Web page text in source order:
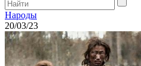
Народы
20/03/23